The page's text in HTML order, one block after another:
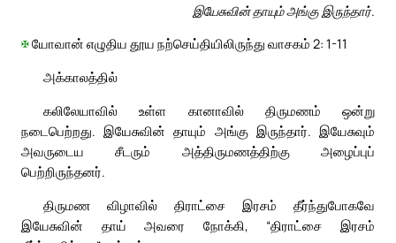
இயேசுவின் தாயும் அங்கு இருந்தார்.
✠யோவான் எழுதிய தூய நற்செய்தியிலிருந்து வாசகம் 2: 1-11
அக்காலத்தில்
கலிலேயாவில் உள்ள கானாவில் திருமணம் ஒன்று
நடைபெற்றது. இயேசுவின் தாயும் அங்கு இருந்தார். இயேசுவும்
அவருடைய சீடரும் அத்திருமணத்திற்கு அழைப்புப்
பெற்றிருந்தனர்.
திருமண விழாவில் திராட்சை இரசம் தீர்ந்துபோகவே
இயேசுவின் தாய் அவரை நோக்கி, “திராட்சை இரசம்